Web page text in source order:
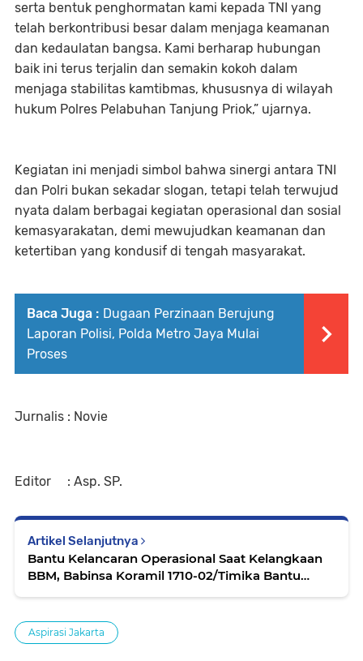
serta bentuk penghormatan kami kepada TNI yang
telah berkontribusi besar dalam menjaga keamanan
dan kedaulatan bangsa. Kami berharap hubungan
baik ini terus terjalin dan semakin kokoh dalam
menjaga stabilitas kamtibmas, khususnya di wilayah
hukum Polres Pelabuhan Tanjung Priok,” ujarnya.
Kegiatan ini menjadi simbol bahwa sinergi antara TNI
dan Polri bukan sekadar slogan, tetapi telah terwujud
nyata dalam berbagai kegiatan operasional dan sosial
kemasyarakatan, demi mewujudkan keamanan dan
ketertiban yang kondusif di tengah masyarakat.
Baca Juga : Dugaan Perzinaan Berujung
Laporan Polisi, Polda Metro Jaya Mulai
Proses
Jurnalis : Novie
Editor : Asp. SP.
Artikel Selanjutnya
Bantu Kelancaran Operasional Saat Kelangkaan
BBM, Babinsa Koramil 1710-02/Timika Bantu
Aspirasi Jakarta